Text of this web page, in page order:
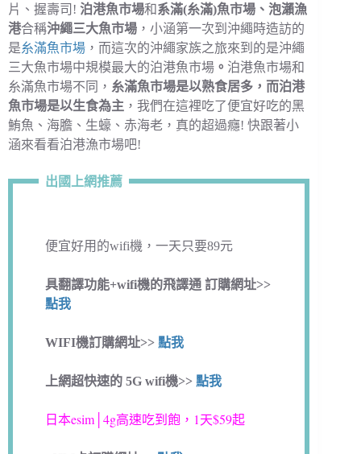
片、握壽司! 泊港魚市場和系滿(糸滿)魚市場、泡瀨漁
港合稱沖繩三大魚市場 ，小涵第一次到沖繩時造訪的
是糸滿魚市場 ，而這次的沖繩家族之旅來到的是沖繩
三大魚市場中規模最大的泊港魚市場 。 泊港魚市場和
糸滿魚市場不同， 糸滿魚市場是以熟食居多，而泊港
魚市場是以生食為主 ，我們在這裡吃了便宜好吃的黑
鮪魚、海膽、生蠔、赤海老，真的超過癮! 快跟著小
涵來看看泊港漁市場吧!
出國上網推薦
便宜好用的wifi機，一天只要89元
具翻譯功能+wifi機的飛譯通 訂購網址>>
點我
WIFI機訂購網址>> 點我
上網超快速的 5G wifi機>> 點我
日本esim│4g高速吃到飽，1天$59起